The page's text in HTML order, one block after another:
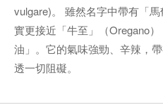
vulgare)。 雖然名字中帶有「
實更接近「牛至」（Oregano
油」。它的氣味強勁、辛辣，
透一切阻礙。